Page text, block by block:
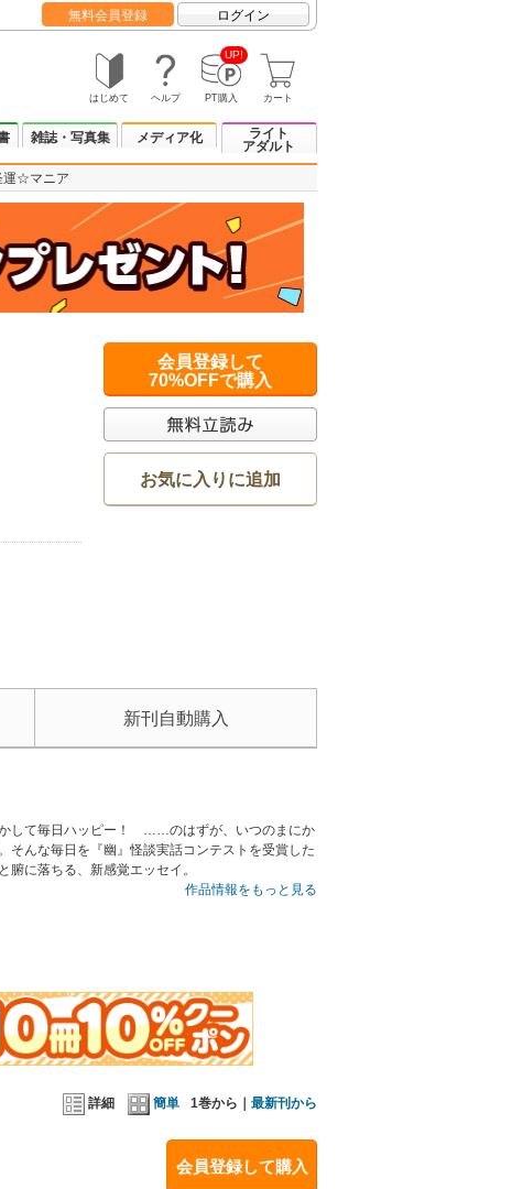
無料会員登録 ログイン
はじめて ヘルプ
UP!
PT購入 カート
雑誌・写真集 メディア化
ライト
アダルト
運☆マニア
会員登録して
70%OFFで購入
お気に入りに追加
新刊自動購入
かして毎日ハッピー！ ……のはずが、いつのまにか
そんな毎日を『幽』怪談実話コンテストを受賞した
に落ちる、新感覚エッセイ。
作品情報をもっと見る
詳細 簡単 1巻から｜ 最新刊から
会員登録して購入